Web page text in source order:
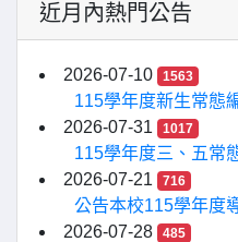
近月內熱門公告
2026-07-10 1563
115學年度新生常態
2026-07-31
1017
115學年度三、五常
2026-07-21
716
公告本校115學年度
2026-07-28
485